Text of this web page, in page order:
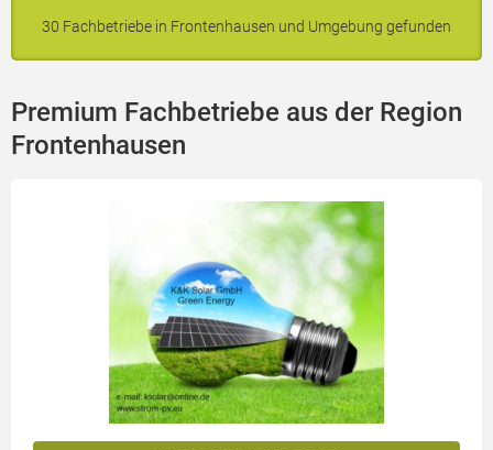
30 Fachbetriebe in Frontenhausen und Umgebung gefunden
Premium Fachbetriebe aus der Region
Frontenhausen